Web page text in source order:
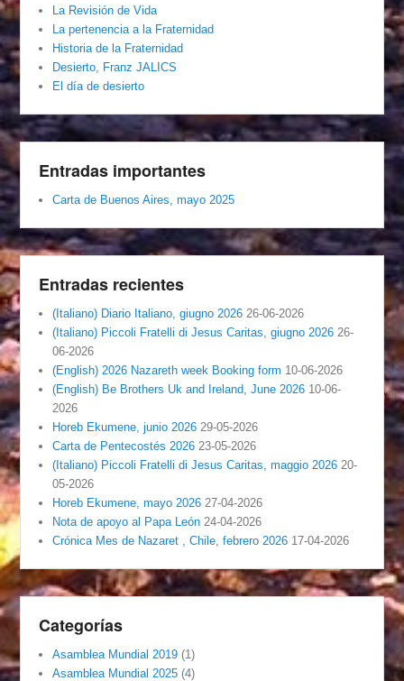
La Revisión de Vida
La pertenencia a la Fraternidad
Historia de la Fraternidad
Desierto, Franz JALICS
El día de desierto
Entradas importantes
Carta de Buenos Aires, mayo 2025
Entradas recientes
(Italiano) Diario Italiano, giugno 2026 26-06-2026
(Italiano) Piccoli Fratelli di Jesus Caritas, giugno 2026 26-
06-2026
(English) 2026 Nazareth week Booking form 10-06-2026
(English) Be Brothers Uk and Ireland, June 2026 10-06-
2026
Horeb Ekumene, junio 2026 29-05-2026
Carta de Pentecostés 2026 23-05-2026
(Italiano) Piccoli Fratelli di Jesus Caritas, maggio 2026 20-
05-2026
Horeb Ekumene, mayo 2026 27-04-2026
Nota de apoyo al Papa León 24-04-2026
Crónica Mes de Nazaret , Chile, febrero 2026 17-04-2026
Categorías
Asamblea Mundial 2019 (1)
Asamblea Mundial 2025 (4)